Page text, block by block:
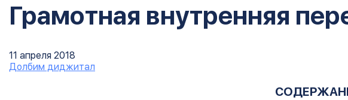
Грамотная внутренняя
11 апреля 2018
Долбим диджитал